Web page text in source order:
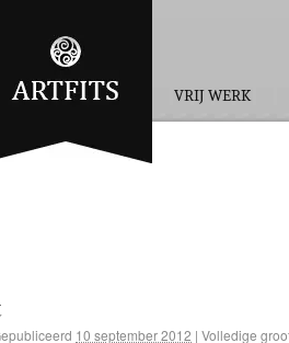
OPDRACHTEN VRIJ WERK
10 september 2012 | Volledige